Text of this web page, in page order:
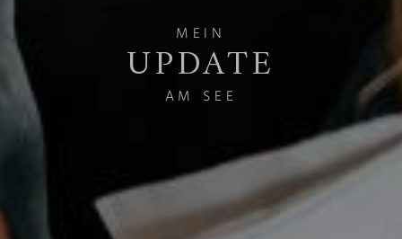
MEIN
UPDATE
AM SEE